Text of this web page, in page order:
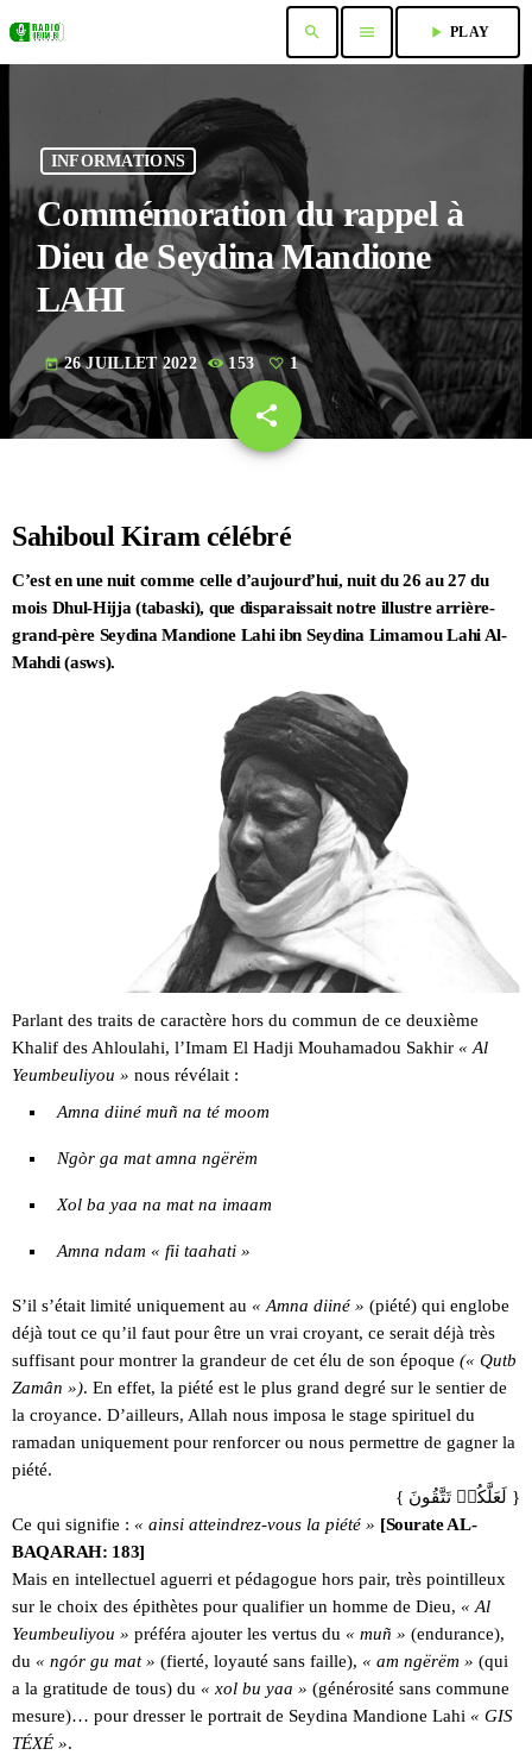
search menu play_arrow PLAY
INFORMATIONS
Commémoration du rappel à
Dieu de Seydina Mandione
LAHI
today 26 JUILLET 2022 153 1
share
email
Sahiboul Kiram célébré
C’est en une nuit comme celle d’aujourd’hui, nuit du 26 au 27 du
mois Dhul-Hijja (tabaski), que disparaissait notre illustre arrière-
grand-père Seydina Mandione Lahi ibn Seydina Limamou Lahi Al-
Mahdi (asws).
Parlant des traits de caractère hors du commun de ce deuxième
Khalif des Ahloulahi, l’Imam El Hadji Mouhamadou Sakhir « Al
Yeumbeuliyou » nous révélait :
Amna diiné muñ na té moom
Ngòr ga mat amna ngërëm
Xol ba yaa na mat na imaam
Amna ndam « fii taahati »
S’il s’était limité uniquement au « Amna diiné » (piété) qui englobe
déjà tout ce qu’il faut pour être un vrai croyant, ce serait déjà très
suffisant pour montrer la grandeur de cet élu de son époque (« Qutb
Zamân »). En effet, la piété est le plus grand degré sur le sentier de
la croyance. D’ailleurs, Allah nous imposa le stage spirituel du
ramadan uniquement pour renforcer ou nous permettre de gagner la
piété.
{ لَعَلَّكُمۡ تَتَّقُونَ }
Ce qui signifie : « ainsi atteindrez-vous la piété » [Sourate AL-
BAQARAH: 183]
Mais en intellectuel aguerri et pédagogue hors pair, très pointilleux
sur le choix des épithètes pour qualifier un homme de Dieu, « Al
Yeumbeuliyou » préféra ajouter les vertus du « muñ » (endurance),
du « ngór gu mat » (fierté, loyauté sans faille), « am ngërëm » (qui
a la gratitude de tous) du « xol bu yaa » (générosité sans commune
mesure)… pour dresser le portrait de Seydina Mandione Lahi « GIS
TÉXÉ ».